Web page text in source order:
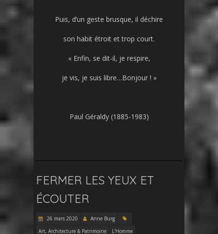
Puis, d’un geste brusque, il déchire
son habit étroit et trop court.
« Enfin, se dit-il, je respire,
je vis, je suis libre…Bonjour ! »
Paul Géraldy (1885-1983)
FERMER LES YEUX ET
ÉCOUTER
26 mars 2020
Anne Burg
Art, Architecture & Patrimoine
L'Homme